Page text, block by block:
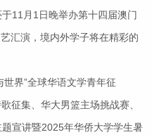
11月1日晚举办第十四届澳门
汇演，境内外学子将在精彩的
界”全球华语文学青年征
征集、华大男篮主场挑战赛、
宣讲暨2025年华侨大学学生暑